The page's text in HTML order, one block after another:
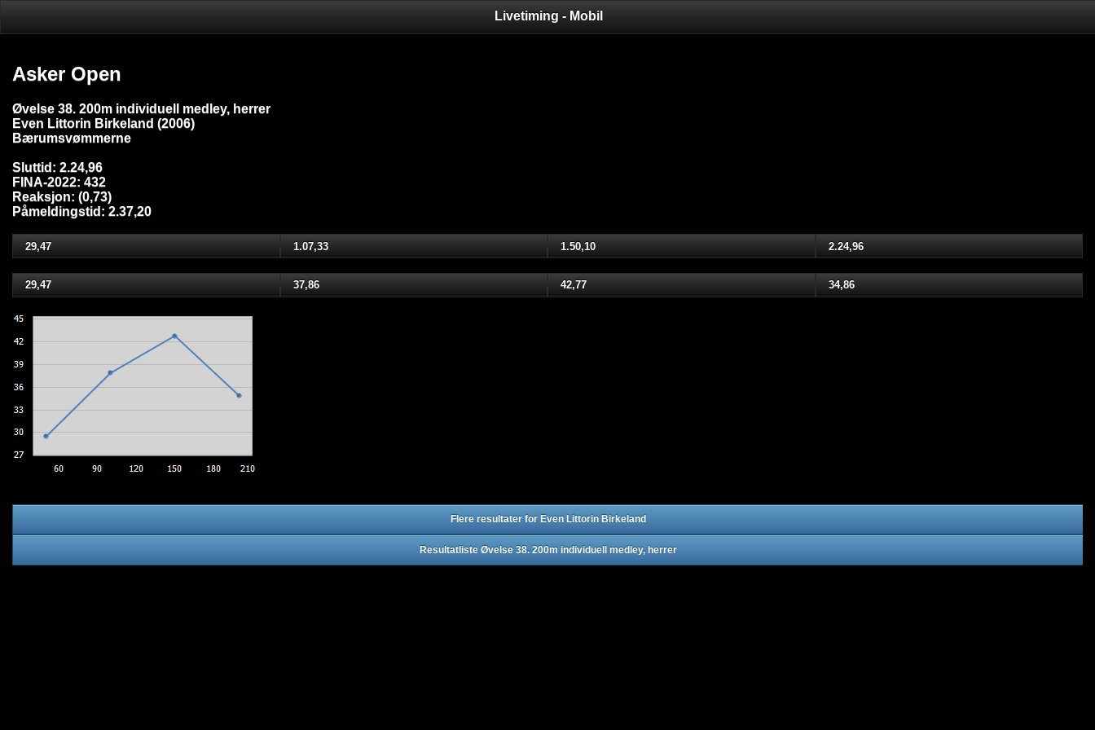
Livetiming - Mobil
Asker Open
Øvelse 38. 200m individuell medley, herrer
Even Littorin Birkeland (2006)
Bærumsvømmerne
Sluttid: 2.24,96
FINA-2022: 432
Reaksjon: (0,73)
Påmeldingstid: 2.37,20
29,47 1.07,33 1.50,10 2.24,96
29,47 37,86 42,77 34,86
Flere resultater for Even Littorin Birkeland
Resultatliste Øvelse 38. 200m individuell medley, herrer